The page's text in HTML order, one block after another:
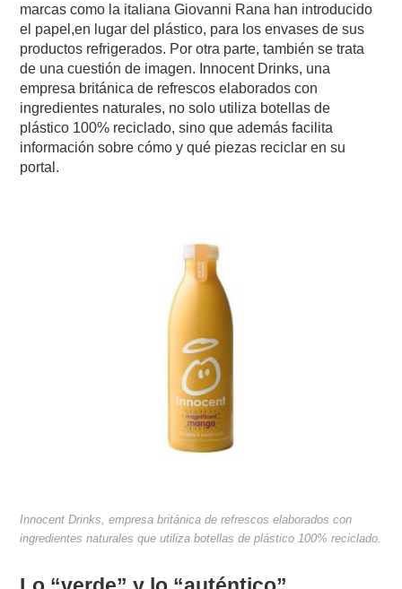
marcas como la italiana Giovanni Rana han introducido
el papel,en lugar del plástico, para los envases de sus
productos refrigerados. Por otra parte, también se trata
de una cuestión de imagen. Innocent Drinks, una
empresa británica de refrescos elaborados con
ingredientes naturales, no solo utiliza botellas de
plástico 100% reciclado, sino que además facilita
información sobre cómo y qué piezas reciclar en su
portal.
Innocent Drinks, empresa británica de refrescos elaborados con
ingredientes naturales que utiliza botellas de plástico 100% reciclado.